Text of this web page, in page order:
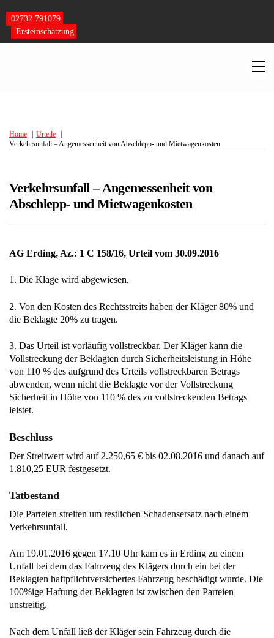
content
02732 791079
Ersteinschätzung
Home
Urteile
Verkehrsunfall – Angemessenheit von Abschlepp- und Mietwagenkosten
Verkehrsunfall – Angemessenheit von
Abschlepp- und Mietwagenkosten
AG Erding, Az.: 1 C 158/16, Urteil vom 30.09.2016
1. Die Klage wird abgewiesen.
2. Von den Kosten des Rechtsstreits haben der Kläger 80% und
die Beklagte 20% zu tragen.
3. Das Urteil ist vorläufig vollstreckbar. Der Kläger kann die
Vollstreckung der Beklagten durch Sicherheitsleistung in Höhe
von 110 % des aufgrund des Urteils vollstreckbaren Betrags
abwenden, wenn nicht die Beklagte vor der Vollstreckung
Sicherheit in Höhe von 110 % des zu vollstreckenden Betrags
leistet.
Beschluss
Der Streitwert wird auf 2.250,65 € bis 02.08.2016 und danach auf
1.810,25 EUR festgesetzt.
Tatbestand
Die Parteien streiten um restlichen Schadensersatz nach einem
Verkehrsunfall.
Am 19.01.2016 gegen 17.10 Uhr kam es in Erding zu einem
Unfall bei dem das Fahrzeug des Klägers durch ein bei der
Beklagten haftpflichtversichertes Fahrzeug beschädigt wurde. Die
100%ige Haftung der Beklagten ist zwischen den Parteien
unstreitig.
Nach dem Unfall ließ der Kläger sein Fahrzeug durch die